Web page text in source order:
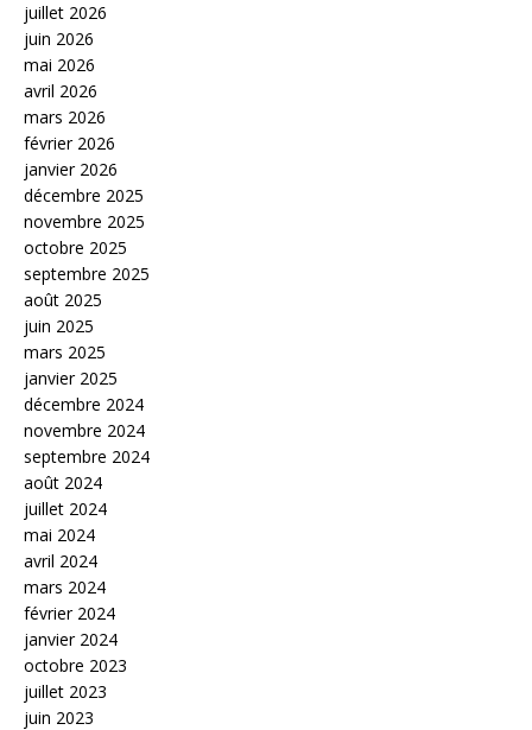
juillet 2026
juin 2026
mai 2026
avril 2026
mars 2026
février 2026
janvier 2026
décembre 2025
novembre 2025
octobre 2025
septembre 2025
août 2025
juin 2025
mars 2025
janvier 2025
décembre 2024
novembre 2024
septembre 2024
août 2024
juillet 2024
mai 2024
avril 2024
mars 2024
février 2024
janvier 2024
octobre 2023
juillet 2023
juin 2023